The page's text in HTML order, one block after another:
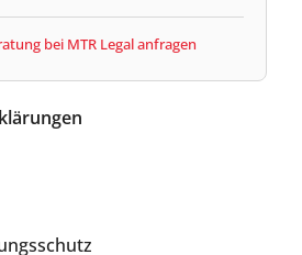
bei MTR Legal anfragen